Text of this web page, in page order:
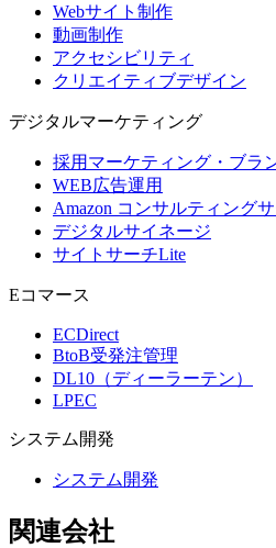
Webサイト制作
動画制作
アクセシビリティ
クリエイティブデザイン
デジタルマーケティング
採用マーケティング・ブラ
WEB広告運用
Amazon コンサルティング
デジタルサイネージ
サイトサーチLite
Eコマース
ECDirect
BtoB受発注管理
DL10（ディーラーテン）
LPEC
システム 開発
システム開発
関連会社